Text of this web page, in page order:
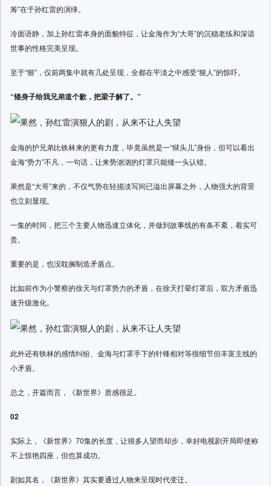
筹”在于孙红雷的演绎。
冷面语静，加上孙红雷本身的面貌特征，让金海作为“大哥”的沉稳老练和深谙
世事的性格完美呈现。
至于“狠”，仅前两集中就有几处呈现，全都在平淡之中感受“狠人”的惊吓。
“矮身子给我兄弟道个歉，把梁子解了。”
金海的护兄弟比铁林来的更有力度，毕竟虽然是一“狱头儿”身份，但可以看出
金海“势力”不凡，一句话，让来势汹汹的灯罩只能矮一头认错。
果然是“大哥”来的，不仅气势在轻描淡写间已溢出屏幕之外，人物强大的背景
也立刻显现。
一集的时间，把三个主要人物迅速立体化，并做到故事线的有条不紊，着实可
贵。
重要的是，也没耽搁制造矛盾点。
比如前作为小警察的徐天与灯罩势力的矛盾，在徐天打晕灯罩后，双方矛盾迅
速升级激化。
此外还有铁林的感情纠纷、金海与灯罩手下的针锋相对等很细节但丰富主线的
小矛盾。
总之，开篇而言，《新世界》质感很足。
02
实际上，《新世界》70集的长度，让很多人望而却步，幸好电视剧开局即使称
不上惊艳四座，但也算成功。
剧如其名，《新世界》其实要通过人物来呈现时代变迁。